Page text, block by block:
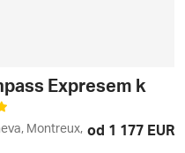
Expresem k
Montreux, od 1 177 EUR